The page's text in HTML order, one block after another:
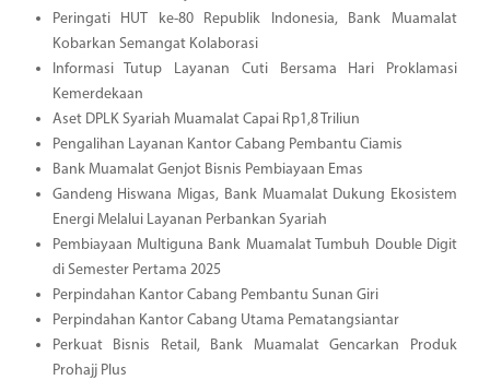
Peringati HUT ke-80 Republik Indonesia, Bank Muamalat
Kobarkan Semangat Kolaborasi
Informasi Tutup Layanan Cuti Bersama Hari Proklamasi
Kemerdekaan
Aset DPLK Syariah Muamalat Capai Rp1,8 Triliun
Pengalihan Layanan Kantor Cabang Pembantu Ciamis
Bank Muamalat Genjot Bisnis Pembiayaan Emas
Gandeng Hiswana Migas, Bank Muamalat Dukung Ekosistem
Energi Melalui Layanan Perbankan Syariah
Pembiayaan Multiguna Bank Muamalat Tumbuh Double Digit
di Semester Pertama 2025
Perpindahan Kantor Cabang Pembantu Sunan Giri
Perpindahan Kantor Cabang Utama Pematangsiantar
Perkuat Bisnis Retail, Bank Muamalat Gencarkan Produk
Prohajj Plus